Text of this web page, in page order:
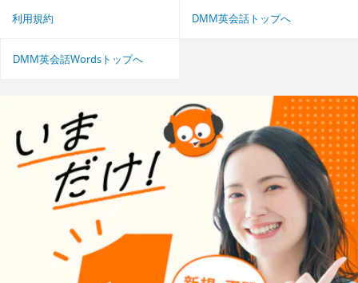
利用規約 DMM英会話トップへ
DMM英会話Wordsトップへ